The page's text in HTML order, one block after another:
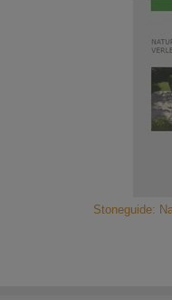
Stoneguide: